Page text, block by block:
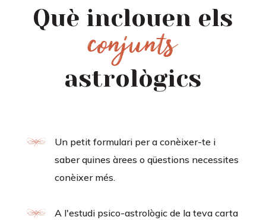
Què inclouen els
conjunts
astrològics
Un petit formulari per a conèixer-te i
saber quines àrees o qüestions necessites
conèixer més.
A l'estudi psico-astrològic de la teva carta